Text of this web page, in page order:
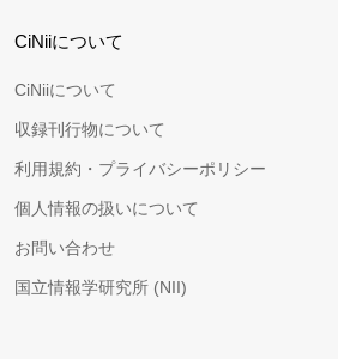
CiNiiについて
CiNiiについて
収録刊行物について
利用規約・プライバシーポリシー
個人情報の扱いについて
お問い合わせ
国立情報学研究所 (NII)